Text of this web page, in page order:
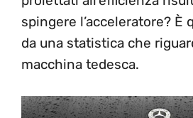
spingere l’acceleratore? È
da una statistica che
macchina tedesca.